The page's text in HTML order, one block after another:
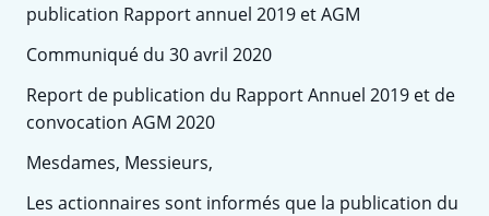
publication Rapport annuel 2019 et AGM
Communiqué du 30 avril 2020
Report de publication du Rapport Annuel 2019 et de
convocation AGM 2020
Mesdames, Messieurs,
Les actionnaires sont informés que la publication du